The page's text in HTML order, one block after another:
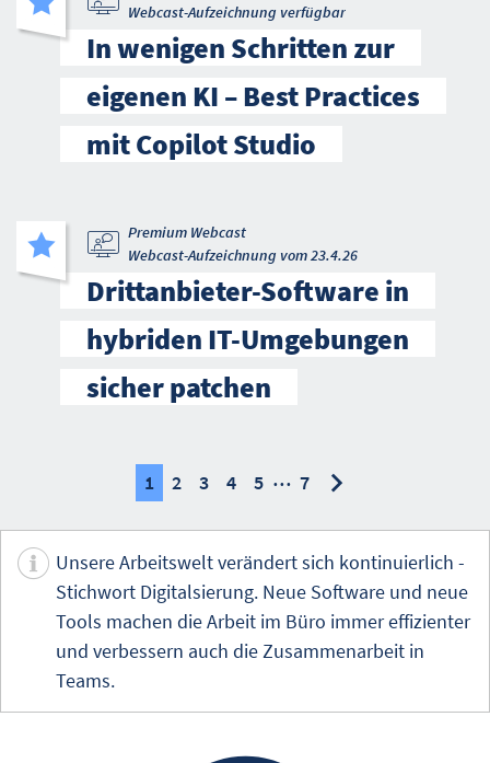
Webcast-Aufzeichnung verfügbar
In wenigen Schritten zur
eigenen KI – Best Practices
mit Copilot Studio
Premium Webcast
Webcast-Aufzeichnung vom 23.4.26
Drittanbieter-Software in
hybriden IT-Umgebungen
sicher patchen
1 2 3 4 5 … 7nächste
Unsere Arbeitswelt verändert sich kontinuierlich -
Stichwort Digitalsierung. Neue Software und neue
Tools machen die Arbeit im Büro immer effizienter
und verbessern auch die Zusammenarbeit in
Teams.